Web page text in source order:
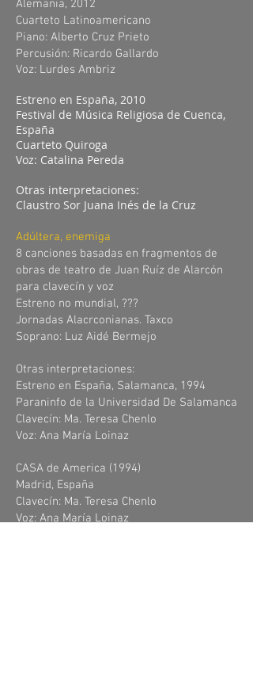
Alemania, 2012
Cuarteto Latinoamericano
Piano: Alberto Cruz Prieto
Percusión: Ricardo Gallardo
Voz: Lurdes Ambriz
Estreno en España, 2010
Festival de Música Religiosa de Cuenca,
España
Cuarteto Quiroga
Voz: Catalina Pereda
Otras interpretaciones:
Claustro Sor Juana Inés de la Cruz
Adúltera, enemiga
8 canciones basadas en fragmentos de
obras de teatro de Juan Ruíz de Alarcón
para clavecín y voz
Estreno no mundial, ???
Jornadas Alacrconianas. Taxco
Soprano: Luz Aidé Bermejo
Otras interpretaciones:
Estreno en España, Salamanca, 1994
Paraninfo de la Universidad De Salamanca
Clavecín: Ma. Teresa Chenlo
Voz: Ana María Loinaz
CASA de America (1994)
Madrid, España
Clavecín: Ma. Teresa Chenlo
Voz: Ana María Loinaz